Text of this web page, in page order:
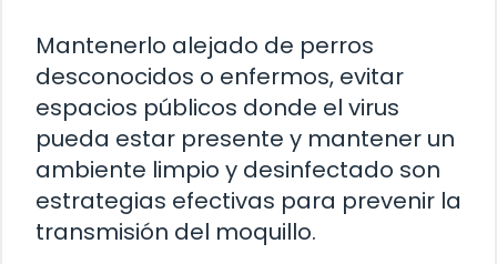
Mantenerlo alejado de perros
desconocidos o enfermos, evitar
espacios públicos donde el virus
pueda estar presente y mantener un
ambiente limpio y desinfectado son
estrategias efectivas para prevenir la
transmisión del moquillo.